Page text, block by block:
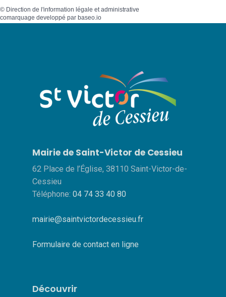
© Direction de l'information légale et administrative
comarquage developpé par baseo.io
Mairie de Saint-Victor de Cessieu
62 Place de l’Église, 38110 Saint-Victor-de-
Cessieu
Téléphone: 04 74 33 40 80
mairie@saintvictordecessieu.fr
Formulaire de contact en ligne
Découvrir